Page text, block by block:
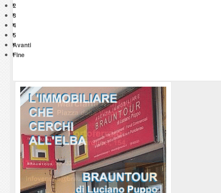
2
3
4
5
Avanti
Fine